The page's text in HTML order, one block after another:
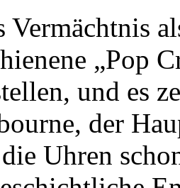
Vermächtnis
„Pop
und es
der
Uhren